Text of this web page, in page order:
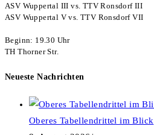
ASV Wuppertal III vs. TTV Ronsdorf III
ASV Wuppertal V vs. TTV Ronsdorf VII
Beginn: 19.30 Uhr
TH Thorner Str.
Neueste Nachrichten
Oberes Tabellendrittel im Blick